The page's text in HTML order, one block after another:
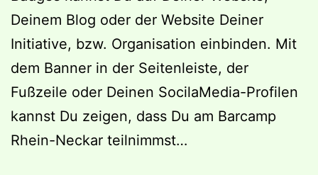
Deinem Blog oder der Website Deiner
Initiative, bzw. Organisation einbinden. Mit
dem Banner in der Seitenleiste, der
Fußzeile oder Deinen SocilaMedia-Profilen
kannst Du zeigen, dass Du am Barcamp
Rhein-Neckar teilnimmst…